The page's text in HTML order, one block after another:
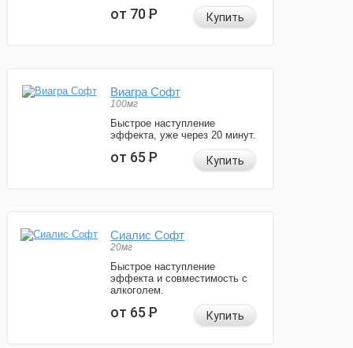
от 70Р Купить
Виагра Софт
100мг
Быстрое наступление
эффекта, уже через 20 минут.
от 65Р Купить
Сиалис Софт
20мг
Быстрое наступление
эффекта и совместимость с
алкоголем.
от 65Р Купить